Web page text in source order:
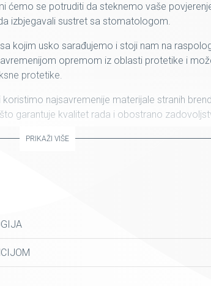
ćemo se potruditi da steknemo vaše
izbjegavali sustret sa stomatologom.
kojim usko sarađujemo i stoji nam na
opremom iz oblasti protetike i
protetike.
najsavremenije materijale stranih
garantuje kvalitet rada i obostrano
povjerenje znamo da cijenimo...
PRIKAŽI VIŠE